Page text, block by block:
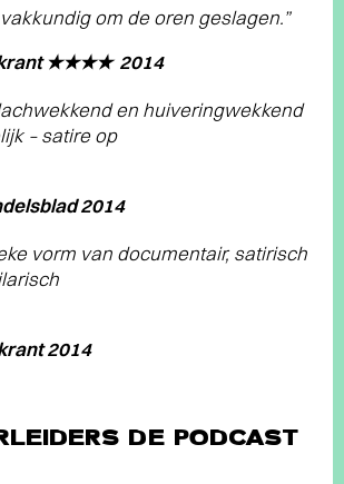
om de oren geslagen.”
★★★★ 2014
en huiveringwekkend
– satire op
2014
vorm van documentair, satirisch
2014
DE PODCAST